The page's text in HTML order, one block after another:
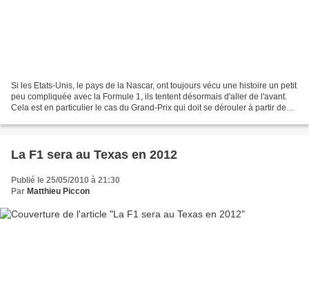
Si les Etats-Unis, le pays de la Nascar, ont toujours vécu une histoire un petit
peu compliquée avec la Formule 1, ils tentent désormais d'aller de l'avant.
Cela est en particulier le cas du Grand-Prix qui doit se dérouler à partir de
La F1 sera au Texas en 2012
Publié le 25/05/2010 à 21:30
Par Matthieu Piccon